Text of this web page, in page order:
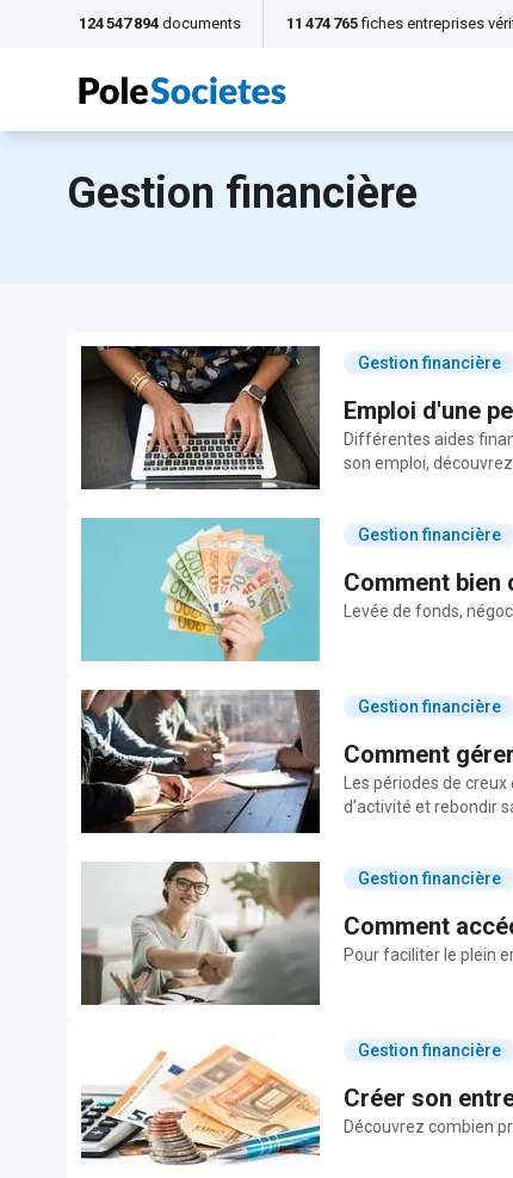
124 547 894 documents 11 474 765 fiches entreprises
Gestion financière
Gestion financière
Emploi d'une
Différentes aides
son emploi,
Gestion financière
Comment
Levée de fonds,
Gestion financière
Comment
Les périodes de
d’activité et rebondir
Gestion financière
Comment
Pour faciliter le plein
Gestion financière
Créer son
Découvrez combien